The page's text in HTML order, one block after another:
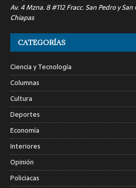
Av. 4 Mzna. 8 #112 Fracc. San Pedro y
Chiapas
CATEGORÍAS
Ciencia y Tecnología
Columnas
Cultura
Deportes
Economía
Interiores
Opinión
Policiacas